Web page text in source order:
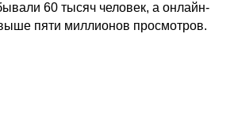
60 тысяч человек, а онлайн-
пяти миллионов просмотров.